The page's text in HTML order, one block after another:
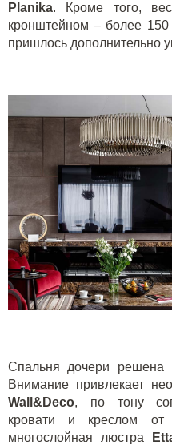
Planika. Кроме того,
кронштейном – более 150
пришлось дополнительно
Спальня дочери решена
Внимание привлекает
Wall & Deco, по тону
кровати и креслом от
многослойная люстра